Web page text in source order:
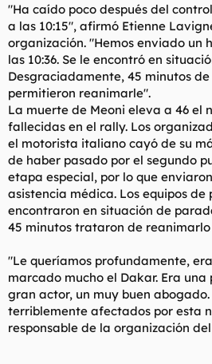
"Ha caído poco después del
a las 10:15", afirmó Etienne
organización. "Hemos enviado un
las 10:36. Se le encontró en
Desgraciadamente, 45 minutos
permitieron reanimarle".
La muerte de Meoni eleva a 46 el
fallecidas en el rally. Los
el motorista italiano cayó de su
de haber pasado por el segundo
etapa especial, por lo que
asistencia médica. Los equipos de
encontraron en situación de
45 minutos trataron de reanimarlo
"Le queríamos profundamente,
marcado mucho el Dakar. Era una
gran actor, un muy buen
terriblemente afectados por esta
responsable de la organización